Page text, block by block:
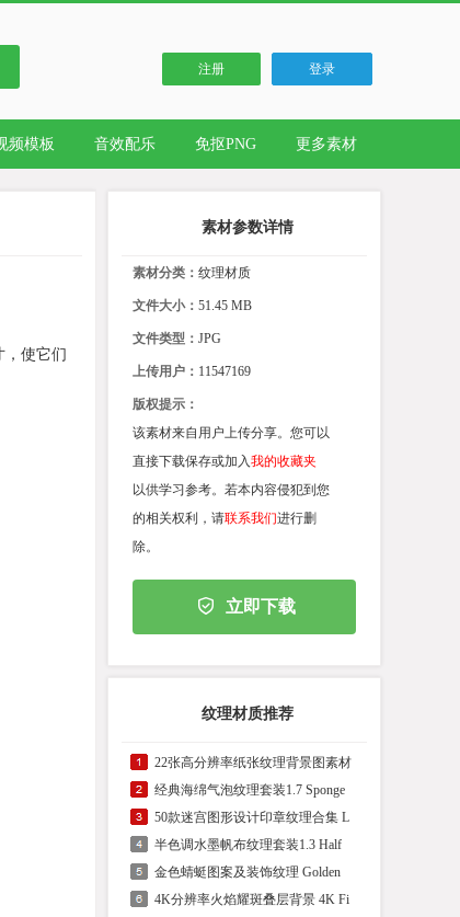
注册 登录
频模板 音效配乐 免抠PNG 更多素材
，使它们
素材参数详情
素材分类： 纹理材质
文件大小： 51.45 MB
文件类型： JPG
上传用户： 11547169
版权提示：
该素材来自用户上传分享。您可以
直接下载保存或加入我的收藏夹
以供学习参考。若本内容侵犯到您
的相关权利，请联系我们进行删
除。
立即下载
纹理材质推荐
22张高分辨率纸张纹理背景图素材
经典海绵气泡纹理套装1.7 Sponge
50款迷宫图形设计印章纹理合集 L
半色调水墨帆布纹理套装1.3 Half
金色蜻蜓图案及装饰纹理 Golden
4K分辨率火焰耀斑叠层背景 4K Fi